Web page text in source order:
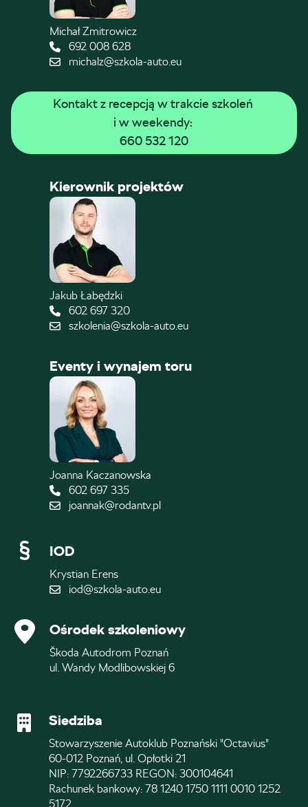
Michał Zmitrowicz
692 008 628
michalz@szkola-auto.eu
Kontakt z recepcją w trakcie szkoleń
i w weekendy:
660 532 120
Kierownik projektów
Jakub Łabędzki
602 697 320
szkolenia@szkola-auto.eu
Eventy i wynajem toru
Joanna Kaczanowska
602 697 335
joannak@rodantv.pl
IOD
Krystian Erens
iod@szkola-auto.eu
Ośrodek szkoleniowy
Škoda Autodrom Poznań
ul. Wandy Modlibowskiej 6
Siedziba
Stowarzyszenie Autoklub Poznański "Octavius"
60-012 Poznań, ul. Opłotki 21
NIP: 7792266733 REGON: 300104641
Rachunek bankowy: 78 1240 1750 1111 0010 1252
5172